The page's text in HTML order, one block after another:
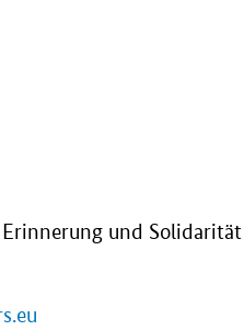
und Solidarität